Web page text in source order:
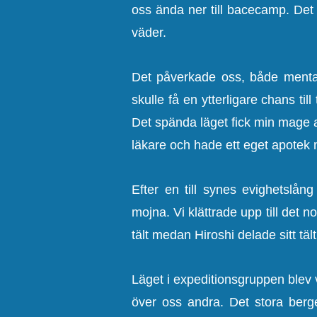
oss ända ner till bacecamp.
väder.
Det påverkade oss, både
skulle få en ytterligare chans
Det spända läget fick min mage
läkare och hade ett eget
Efter en till synes
mojna. Vi klättrade upp till det
tält medan Hiroshi delade sitt
Läget i expeditionsgruppen
över oss andra. Det stora